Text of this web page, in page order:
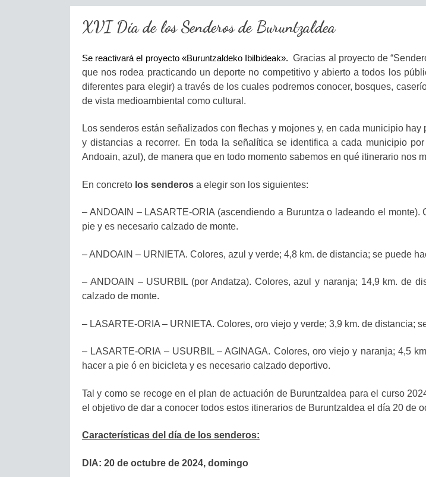
XVI Día de los Senderos de Buruntzaldea
Se reactivará el proyecto «Buruntzaldeko Ibilbideak».Gracias al proyecto de
que nos rodea practicando un deporte no competitivo y abierto a todos los
diferentes para elegir) a través de los cuales podremos conocer, bosques,
de vista medioambiental como cultural.
Los senderos están señalizados con flechas y mojones y, en cada municipio
y distancias a recorrer. En toda la señalíticase identifica a cada municipio
Andoain, azul ), de manera que en todo momento sabemos en qué itinerario nos
En concreto los senderos a elegir son los siguientes:
– ANDOAIN – LASARTE-ORIA (ascendiendo a Buruntza o ladeando el
pie y es necesario calzado de monte.
– ANDOAIN – URNIETA. Colores, azul y verde; 4,8 km. de distancia; se puede
– ANDOAIN – USURBIL (por Andatza). Colores, azul y naranja; 14,9 km. de
calzado de monte.
– LASARTE-ORIA – URNIETA. Colores, oro viejo y verde; 3,9 km. de distancia;
– LASARTE-ORIA – USURBIL – AGINAGA. Colores, oro viejo y naranja; 4,5
hacer a pie ó en bicicleta y es necesario calzado deportivo.
Tal y como se recoge en el plan de actuación de Buruntzaldea para el curso
el objetivo de dar a conocer todos estos itinerarios de Buruntzaldea el día 20 de
Características del día de los senderos:
DIA: 20 de octubre de 2024, domingo